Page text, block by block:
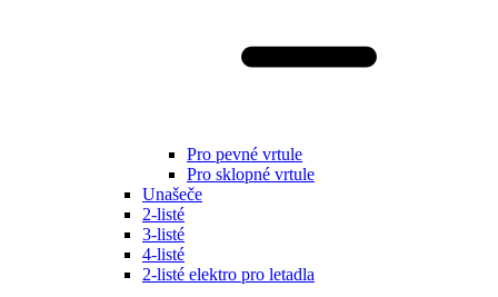
Pro pevné vrtule
Pro sklopné vrtule
Unašeče
2-listé
3-listé
4-listé
2-listé elektro pro letadla